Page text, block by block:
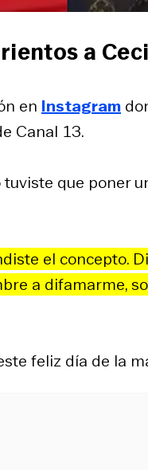
a
en Instagram
Canal 13.
que poner
el concepto.
a difamarme,
feliz día de la